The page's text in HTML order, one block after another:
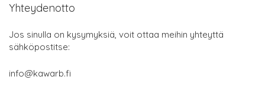
Yhteydenotto
Jos sinulla on kysymyksiä, voit ottaa meihin yhteyttä
sähköpostitse:
info@kawarb.fi